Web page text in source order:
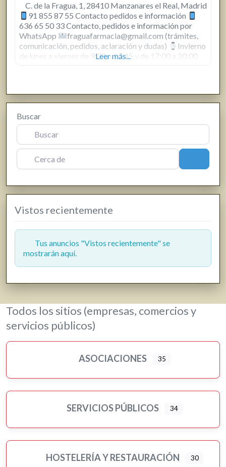
C. de la Fragua, 1, 28410 Manzanares el Real, Madrid
91 855 87 55 Contacto pedidos e información
636 65 50 33 Contacto, pedidos e información por
WhatsApp
fraguafarmacia@gmail.com (trámites,
comunicación, pedidos, aclaración y dudas)
Invierno
de lunes a viernes de 9:30 a 13:45 y de 17:00 a 20:00
Leer más...
Buscar
Cerca de
Vistos recientemente
Tus anuncios "Vistos recientemente" se
mostrarán aquí.
Todos los sitios (empresas, comercios y
servicios públicos)
ASOCIACIONES 35
SERVICIOS PÚBLICOS 34
HOSTELERÍA Y RESTAURACIÓN 30